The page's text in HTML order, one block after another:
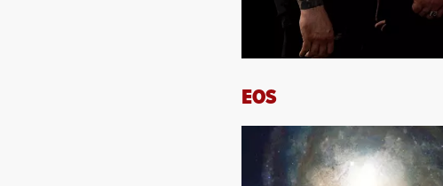
EOS